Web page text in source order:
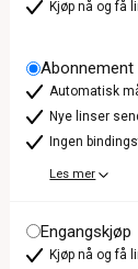
Kjøp nå og få
Abonnement
Automatisk
Nye linser
Ingen
Les mer
Engangskjøp
Kjøp nå og få